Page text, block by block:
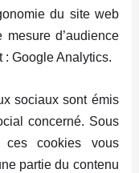
du site web
d’audience
: Google Analytics.
sociaux sont émis
concerné. Sous
ces cookies vous
partie du contenu